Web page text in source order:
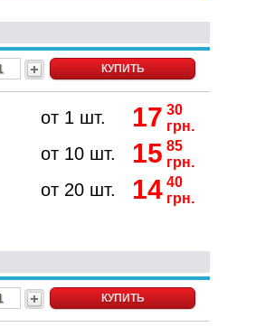
КУПИТЬ
от 1 шт. 17 30
грн.
от 10 шт. 15 85
грн.
от 20 шт. 14 40
грн.
КУПИТЬ